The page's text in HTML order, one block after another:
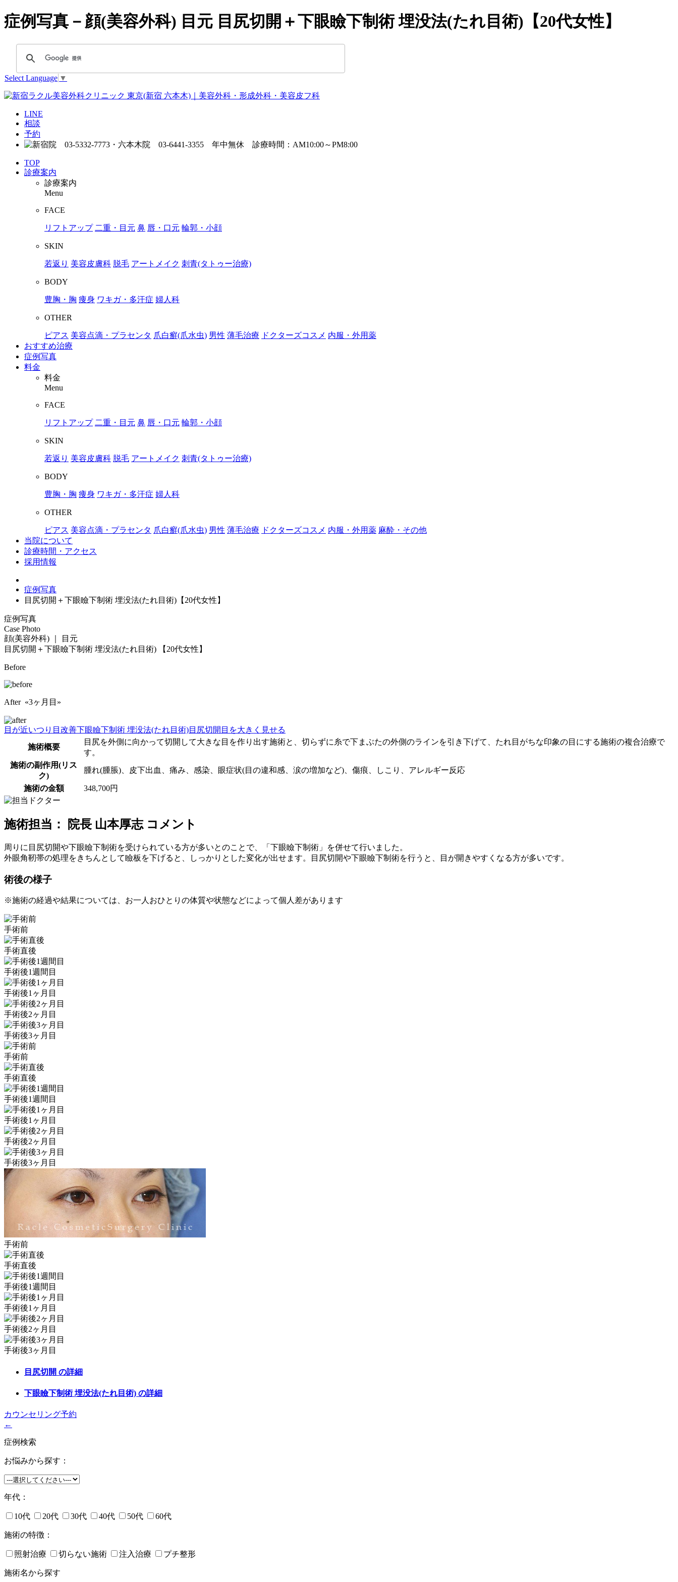
症例写真－顔(美容外科) 目元 目尻切開＋下眼瞼下制術 埋没法(たれ目術)【20代女性】
Select Language ▼
LINE
相談
予約
TOP
診療案内
診療案内
Menu
FACE
リフトアップ 二重・目元 鼻 唇・口元 輪郭・小顔
SKIN
若返り 美容皮膚科 脱毛 アートメイク 刺青(タトゥー治療)
BODY
豊胸・胸 痩身 ワキガ・多汗症 婦人科
OTHER
ピアス 美容点滴・プラセンタ 爪白癬(爪水虫) 男性 薄毛治療 ドクターズコスメ 内服・外用薬
おすすめ治療
症例写真
料金
料金
Menu
FACE
リフトアップ 二重・目元 鼻 唇・口元 輪郭・小顔
SKIN
若返り 美容皮膚科 脱毛 アートメイク 刺青(タトゥー治療)
BODY
豊胸・胸 痩身 ワキガ・多汗症 婦人科
OTHER
ピアス 美容点滴・プラセンタ 爪白癬(爪水虫) 男性 薄毛治療 ドクターズコスメ 内服・外用薬 麻酔・その他
当院について
診療時間・アクセス
採用情報
症例写真
目尻切開＋下眼瞼下制術 埋没法(たれ目術)【20代女性】
症例写真
Case Photo
顔(美容外科) ｜ 目元
目尻切開＋下眼瞼下制術 埋没法(たれ目術)
【20代女性】
Before
After «3ヶ月目»
目が近いつり目改善下眼瞼下制術 埋没法(たれ目術)目尻切開 目を大きく見せる
施術概要
目尻を外側に向かって切開して大きな目を作り出す施術と、切らずに糸で下まぶたの外側のラインを引き下げて、たれ目がちな印象の目にする施術の複合治療で
す。
施術の副作用(リス
ク)
腫れ(腫脹)、皮下出血、痛み、感染、眼症状(目の違和感、涙の増加など)、傷痕、しこり、アレルギー反応
施術の金額 348,700円
施術担当： 院長 山本厚志 コメント
周りに目尻切開や下眼瞼下制術を受けられている方が多いとのことで、「下眼瞼下制術」を併せて行いました。
外眼角靭帯の処理をきちんとして瞼板を下げると、しっかりとした変化が出せます。目尻切開や下眼瞼下制術を行うと、目が開きやすくなる方が多いです。
術後の様子
※施術の経過や結果については、お一人おひとりの体質や状態などによって個人差があります
手術前
手術直後
手術後1週間目
手術後1ヶ月目
手術後2ヶ月目
手術後3ヶ月目
手術前
手術直後
手術後1週間目
手術後1ヶ月目
手術後2ヶ月目
手術後3ヶ月目
手術前
手術直後
手術後1週間目
手術後1ヶ月目
手術後2ヶ月目
手術後3ヶ月目
目尻切開 の詳細
下眼瞼下制術 埋没法(たれ目術) の詳細
カウンセリング予約
←
症例検索
お悩みから探す：
年代：
10代 20代 30代 40代 50代 60代
施術の特徴：
照射治療 切らない施術 注入治療 プチ整形
施術名から探す